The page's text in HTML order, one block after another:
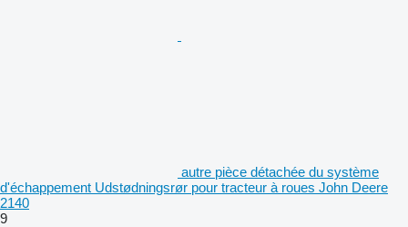
autre pièce détachée du système
d'échappement Udstødningsrør pour tracteur à roues John Deere
2140
9